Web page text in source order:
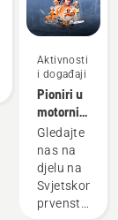
urbanih
zelenih
je
satelitsko
rješenje
koje
pokreće
vještačka
inteligencija
koje
kvantificira
Aktivnosti
i događaji
Pioniri u
motornim
testerama
od 1959.
godine
Gledajte
nas na
djelu na
Svjetskom
prvenstvu